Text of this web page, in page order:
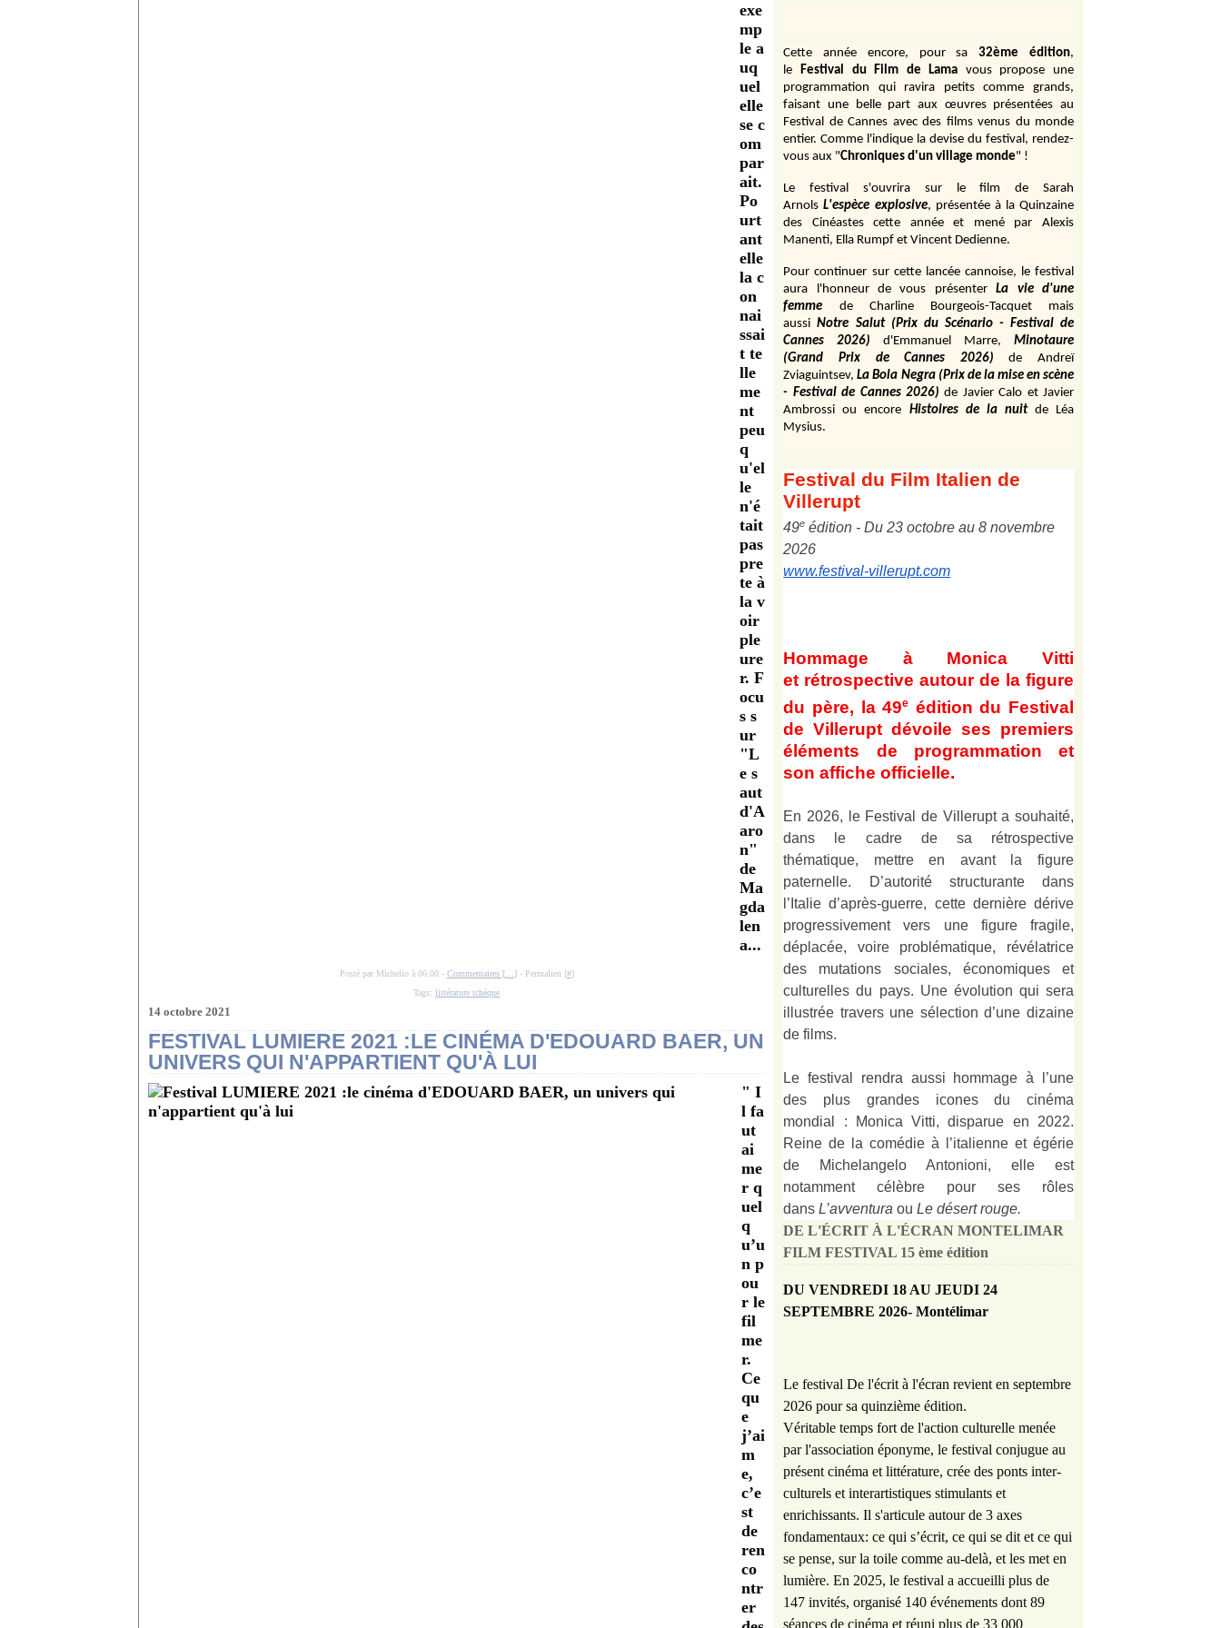
exe
mp
le a
uq
uel
elle
se c
om
par
ait.
Po
urt
ant
elle
la c
on
nai
ssai
t te
lle
me
nt
peu
q
u'el
le
n'é
tait
pas
pre
te à
la v
oir
ple
ure
r. F
ocu
s s
ur
"L
e s
aut
d'A
aro
n"
de
Ma
gda
len
a...
Posté par Michelio à 06:00 - Commentaires [… ]- Permalien [#]
Tags:littérature tchèque
14 octobre 2021
FESTIVAL LUMIERE 2021 :LE CINÉMA D'EDOUARD BAER, UN
UNIVERS QUI N'APPARTIENT QU'À LUI
" I
l fa
ut
ai
me
r q
uel
q
u’u
n p
ou
r le
fil
me
r.
Ce
qu
e
j’ai
m
e,
c’e
st
de
ren
co
ntr
er
Cette année encore, pour sa 32ème édition,
le Festival du Film de Lama vous propose une
programmation qui ravira petits comme grands,
faisant une belle part aux œuvres présentées au
Festival de Cannes avec des films venus du monde
entier. Comme l'indique la devise du festival, rendez-
vous aux "Chroniques d'un village monde" !
Le festival s'ouvrira sur le film de Sarah
Arnols L'espèce explosive, présentée à la Quinzaine
des Cinéastes cette année et mené par Alexis
Manenti, Ella Rumpf et Vincent Dedienne.
Pour continuer sur cette lancée cannoise, le festival
aura l'honneur de vous présenter
La vie d'une
femme
de Charline Bourgeois-Tacquet
mais
aussi Notre Salut (Prix du Scénario - Festival de
Cannes 2026)
d'Emmanuel Marre,
Minotaure
(Grand Prix de Cannes 2026)
de Andreï
Zviaguintsev,La Bola Negra (Prix de la mise en scène
- Festival de Cannes 2026) de Javier Calo et Javier
Ambrossi ou encore Histoires de la nuit de Léa
Mysius.
Festival du Film Italien de
Villerupt
49e édition - Du 23 octobre au 8 novembre
2026
www.festival-villerupt.com
Hommage à Monica Vitti
et rétrospective autour de la figure
du père, la 49e édition du Festival
de Villerupt dévoile ses premiers
éléments de programmation et
son affiche officielle.
En 2026, le Festival de Villerupt a souhaité,
dans le cadre de sa rétrospective
thématique, mettre en avant la figure
paternelle. D’autorité structurante dans
l’Italie d’après-guerre, cette dernière dérive
progressivement vers une figure fragile,
déplacée, voire problématique, révélatrice
des mutations sociales, économiques et
culturelles du pays. Une évolution qui sera
illustrée travers une sélection d’une dizaine
de films.
Le festival rendra aussi hommage à l’une
des plus grandes icones du cinéma
mondial : Monica Vitti, disparue en 2022.
Reine de la comédie à l’italienne et égérie
de Michelangelo Antonioni, elle est
notamment célèbre pour ses rôles
dans L’avventura ou Le désert rouge.
DE L'ÉCRIT À L'ÉCRAN MONTELIMAR
FILM FESTIVAL 15 ème édition
DU VENDREDI 18 AU JEUDI 24
SEPTEMBRE 2026- Montélimar
Le festival De l'écrit à l'écran revient en septembre
2026 pour sa quinzième édition.
Véritable temps fort de l'action culturelle menée
par l'association éponyme, le festival conjugue au
présent cinéma et littérature, crée des ponts inter-
culturels et interartistiques stimulants et
enrichissants. Il s'articule autour de 3 axes
fondamentaux: ce qui s’écrit, ce qui se dit et ce qui
se pense, sur la toile comme au-delà, et les met en
lumière. En 2025, le festival a accueilli plus de
147 invités, organisé 140 événements dont 89
séances de cinéma et réuni plus de 33 000